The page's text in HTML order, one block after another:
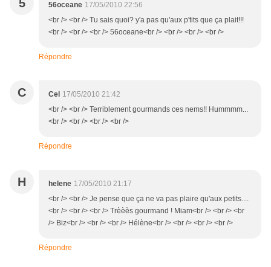
5 56oceane 17/05/2010 22:56
<br /> <br /> Tu sais quoi? y'a pas qu'aux p'tits que ça plait!!!
<br /> <br /> <br /> 56oceane<br /> <br /> <br /> <br />
Répondre
C Cel 17/05/2010 21:42
<br /> <br /> Terriblement gourmands ces nems!! Hummmm...
<br /> <br /> <br /> <br />
Répondre
H helene 17/05/2010 21:17
<br /> <br /> Je pense que ça ne va pas plaire qu'aux petits....
<br /> <br /> <br /> Trèèès gourmand ! Miam<br /> <br /> <br
/> Biz<br /> <br /> <br /> Hélène<br /> <br /> <br /> <br />
Répondre